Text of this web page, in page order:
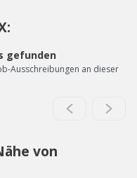
gefunden
Ausschreibungen an dieser
von